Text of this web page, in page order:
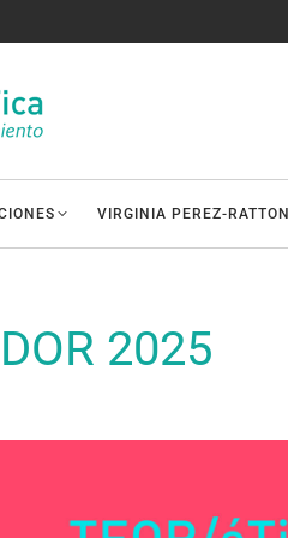
VIRGINIA PEREZ-RATTON
2025